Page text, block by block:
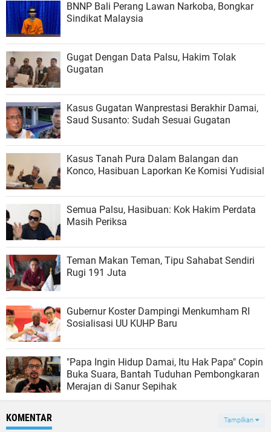
BNNP Bali Perang Lawan Narkoba, Bongkar
Sindikat Malaysia
Gugat Dengan Data Palsu, Hakim Tolak
Gugatan
Kasus Gugatan Wanprestasi Berakhir Damai,
Saud Susanto: Sudah Sesuai Gugatan
Kasus Tanah Pura Dalam Balangan dan
Konco, Hasibuan Laporkan Ke Komisi Yudisial
Semua Palsu, Hasibuan: Kok Hakim Perdata
Masih Periksa
Teman Makan Teman, Tipu Sahabat Sendiri
Rugi 191 Juta
Gubernur Koster Dampingi Menkumham RI
Sosialisasi UU KUHP Baru
"Papa Ingin Hidup Damai, Itu Hak Papa" Copin
Buka Suara, Bantah Tuduhan Pembongkaran
Merajan di Sanur Sepihak
KOMENTAR Tampilkan